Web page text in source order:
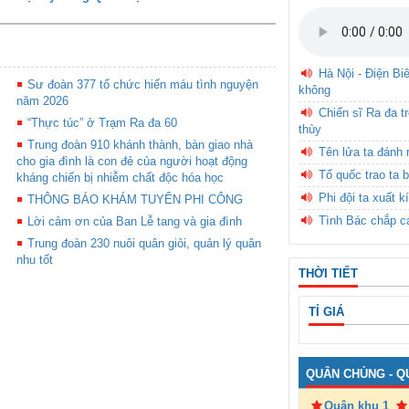
Sư đoàn 377 tổ chức hiến máu tình nguyện
năm 2026
“Thực túc” ở Trạm Ra đa 60
Trung đoàn 910 khánh thành, bàn giao nhà
cho gia đình là con đẻ của người hoạt động
kháng chiến bị nhiễm chất độc hóa học
THÔNG BÁO KHÁM TUYỂN PHI CÔNG
Lời cảm ơn của Ban Lễ tang và gia đình
Trung đoàn 230 nuôi quân giỏi, quản lý quân
nhu tốt
Hà Nội - Điện
không
Chiến sĩ Ra đa
thùy
Tên lửa ta đánh
Tổ quốc trao ta
Phi đội ta xuất
Tình Bác chắp
THỜI TIẾT
TỈ GIÁ
QUÂN CHỦNG -
Quân khu 1